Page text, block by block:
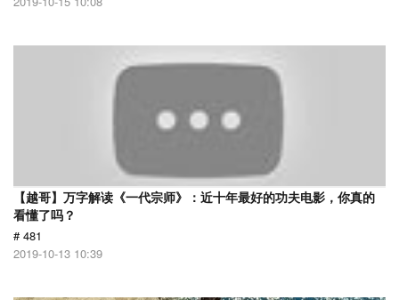
【越哥】万字解读《一代宗师》：近十年最好的功夫电影，你真的
看懂了吗？
# 481
2019-10-13 10:39